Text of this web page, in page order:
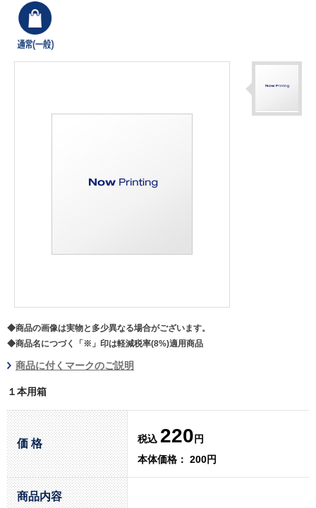
◆商品の画像は実物と多少異なる場合がございます。
◆商品名につづく「※」印は軽減税率(8%)適用商品
商品に付くマークのご説明
１本用箱
価 格 税込 220 円
本体価格： 200円
商品内容